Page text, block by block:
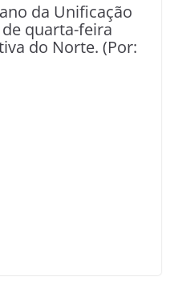
da Unificação
quarta-feira
do Norte. (Por: